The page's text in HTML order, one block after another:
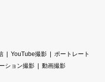
YouTube撮影
ポートレート
ション撮影
動画撮影